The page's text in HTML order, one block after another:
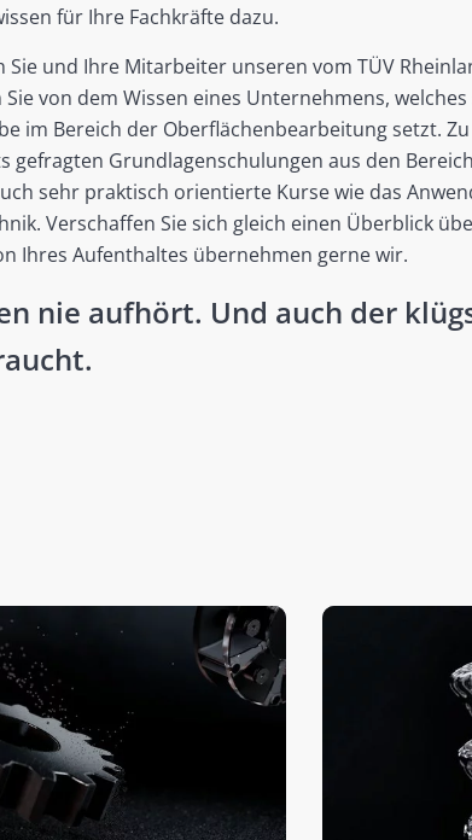
für Ihre Fachkräfte dazu.
Sie und Ihre Mitarbeiter unseren vom TÜV
von dem Wissen eines Unternehmens,
im Bereich der Oberflächenbearbeitung setzt.
gefragten Grundlagenschulungen aus den
sehr praktisch orientierte Kurse wie das
Verschaffen Sie sich gleich einen Überblick
Ihres Aufenthaltes übernehmen gerne wir.
nie aufhört. Und auch der